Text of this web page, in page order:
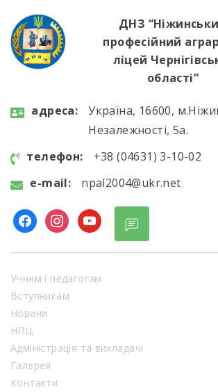
ДНЗ
професійний
ліцей
області”
aдресa:
Україна, 16600,
Незалежності, 5а.
телефон:
+38 (04631) 3-10-02
e-mail:
npal2004@ukr.net
facebookinstagram
youtube
Учням і педагогам
Вступникам
Новини
НПЦ
Адміністрація та викладачі
Галерея
Контакти